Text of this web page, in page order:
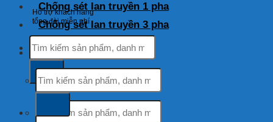
Hỗ trợ khách hàng
tổng đài miễn phí
Tìm
kiếm:
kiếm:
Chống sét lan truyền 1 pha
Chống sét lan truyền 3 pha
Tìm
kiếm: